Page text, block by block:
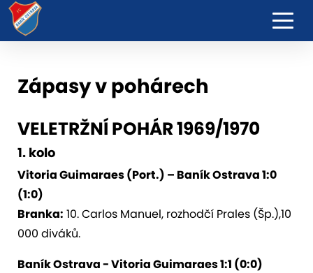
Zápasy v pohárech
VELETRŽNÍ POHÁR 1969/1970
1. kolo
Vitoria Guimaraes (Port.) – Baník Ostrava 1:0
(1:0)
Branka: 10. Carlos Manuel, rozhodčí Prales (Šp.),10
000 diváků.
Baník Ostrava - Vitoria Guimaraes 1:1 (0:0)